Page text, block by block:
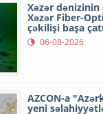
Xəzər dənizinin
Xəzər Fiber-
çəkilişi başa
06-08-2026
AZCON-a
yeni